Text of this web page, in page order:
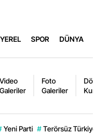
YEREL SPOR DÜNYA
Video
Galeriler
Foto
Galeriler
Yeni Parti # Terörsüz Türkiye